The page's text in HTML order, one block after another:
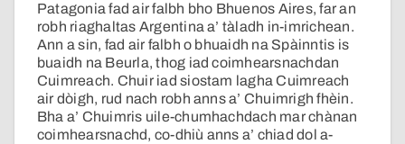
Patagonia fad air falbh bho Bhuenos Aires, far an
robh riaghaltas Argentina a’ tàladh in-imrichean.
Ann a sin, fad air falbh o bhuaidh na Spàinntis is
buaidh na Beurla, thog iad coimhearsnachdan
Cuimreach. Chuir iad siostam lagha Cuimreach
air dòigh, rud nach robh anns a’ Chuimrigh fhèin.
Bha a’ Chuimris uile-chumhachdach mar chànan
coimhearsnachd, co-dhiù anns a’ chiad dol a-